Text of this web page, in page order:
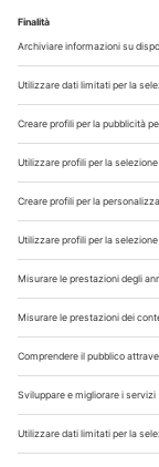
Chi Siamo
Contatti
Note Legali
Privacy